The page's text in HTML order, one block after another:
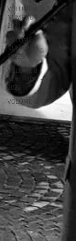
VOLUME 6
NÚMERO 1 -
2021
VOLUME 7
NÚMERO 1 -
2022
VOLUME 8
NÚMERO 1 -
2023
VOLUME 9